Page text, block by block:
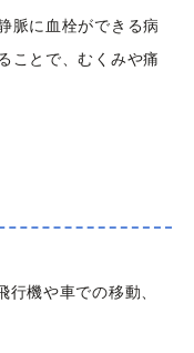
脈に血栓ができる病
ことで、むくみや痛
行機や車での移動、